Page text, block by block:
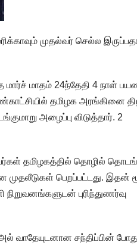
முதல்வர் செல்ல
மார்ச் மாதம் 24ந்தேதி 4 நாள்
தமிழக அரங்கினை
அழைப்பு விடுத்தார். 2
தமிழகத்தில் தொழில்
முதலீடுகள் பெறப்பட்டது. இதன்
புரிந்துணர்வு
வாதேயுடனான சந்திப்பின்